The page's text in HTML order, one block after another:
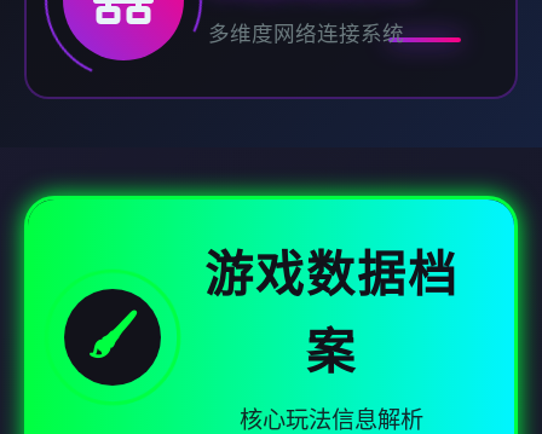
多维度网络连接系统
🖌️
游戏数据档
案
核心玩法信息解析